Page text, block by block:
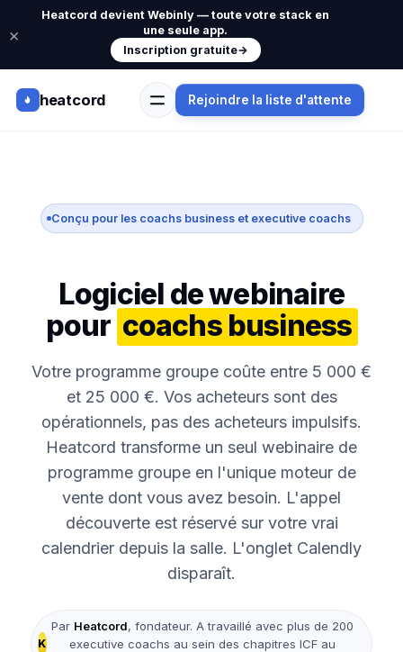
Heatcord devient Webinly — toute votre stack en
une seule app.
Inscription gratuite→
×
heatcord Rejoindre la liste d'attente
Conçu pour les coachs business et executive coachs
Logiciel de webinaire
pour coachs business
Votre programme groupe coûte entre 5 000 €
et 25 000 €. Vos acheteurs sont des
opérationnels, pas des acheteurs impulsifs.
Heatcord transforme un seul webinaire de
programme groupe en l'unique moteur de
vente dont vous avez besoin. L'appel
découverte est réservé sur votre vrai
calendrier depuis la salle. L'onglet Calendly
disparaît.
K
Par Heatcord, fondateur. A travaillé avec plus de 200
executive coachs au sein des chapitres ICF au